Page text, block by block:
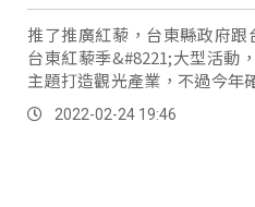
推了推廣紅藜，台東縣政府
台東紅藜季&#8221;大型活動
主題打造觀光產業，不過今年
大感失望，認為部落產業需要公
2022-02-24 19:46